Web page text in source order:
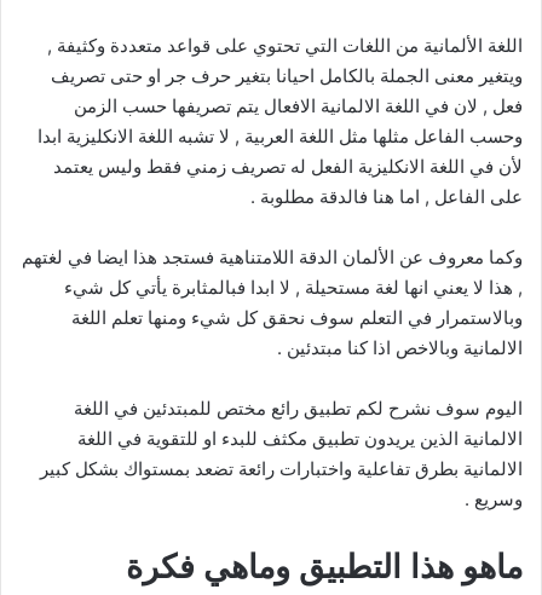
اللغة الألمانية من اللغات التي تحتوي على قواعد متعددة وكثيفة ,
ويتغير معنى الجملة بالكامل احيانا بتغير حرف جر او حتى تصريف
فعل , لان في اللغة الالمانية الافعال يتم تصريفها حسب الزمن
وحسب الفاعل مثلها مثل اللغة العربية , لا تشبه اللغة الانكليزية ابدا
لأن في اللغة الانكليزية الفعل له تصريف زمني فقط وليس يعتمد
على الفاعل , اما هنا فالدقة مطلوبة .
وكما معروف عن الألمان الدقة اللامتناهية فستجد هذا ايضا في لغتهم
, هذا لا يعني انها لغة مستحيلة , لا ابدا فبالمثابرة يأتي كل شيء
وبالاستمرار في التعلم سوف نحقق كل شيء ومنها تعلم اللغة
الالمانية وبالاخص اذا كنا مبتدئين .
اليوم سوف نشرح لكم تطبيق رائع مختص للمبتدئين في اللغة
الالمانية الذين يريدون تطبيق مكثف للبدء او للتقوية في اللغة
الالمانية بطرق تفاعلية واختبارات رائعة تضعد بمستواك بشكل كبير
وسريع .
ماهو هذا التطبيق وماهي فكرة